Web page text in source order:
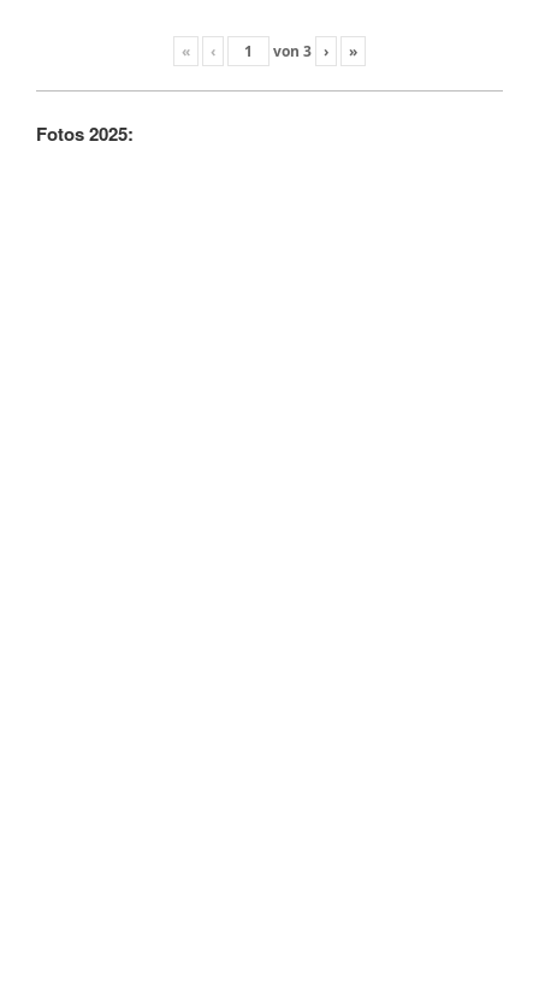
« ‹ von 3 › »
Fotos 2025: